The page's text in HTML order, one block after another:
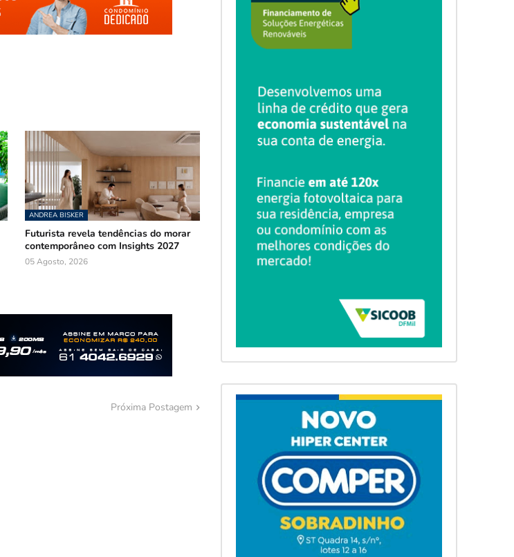
ANDREA BISKER
Futurista revela tendências do morar
contemporâneo com Insights 2027
05 Agosto, 2026
Próxima Postagem